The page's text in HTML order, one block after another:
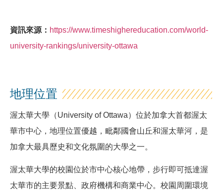
資訊來源： https://www.timeshighereducation.com/world-
university-rankings/university-ottawa
地理位置
渥太華大學（University of Ottawa）位於加拿大首都渥太
華市中心，地理位置優越，毗鄰國會山丘和渥太華河，是
加拿大最具歷史和文化氛圍的大學之一。
渥太華大學的校園位於市中心核心地帶，步行即可抵達渥
太華市的主要景點、政府機構和商業中心。校園周圍環境